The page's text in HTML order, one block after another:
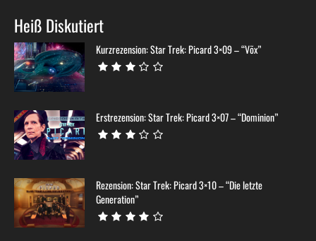
Heiß Diskutiert
Kurzrezension: Star Trek: Picard 3×09 – “Võx”
Erstrezension: Star Trek: Picard 3×07 – “Dominion”
Rezension: Star Trek: Picard 3×10 – “Die letzte
Generation”